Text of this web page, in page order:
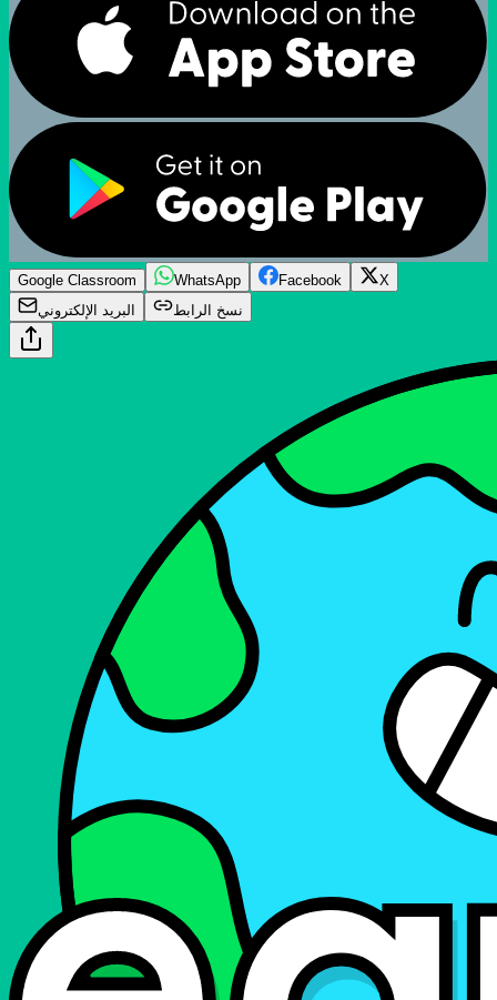
Google Classroom WhatsApp Facebook
X
البريد الإلكتروني
نسخ الرابط